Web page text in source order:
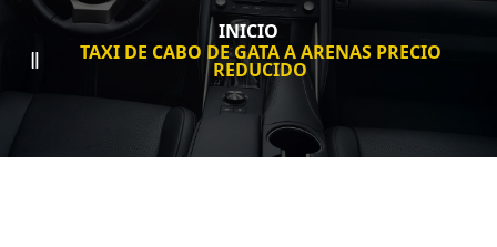
INICIO
TAXI DE CABO DE GATA A ARENAS PRECIO
REDUCIDO